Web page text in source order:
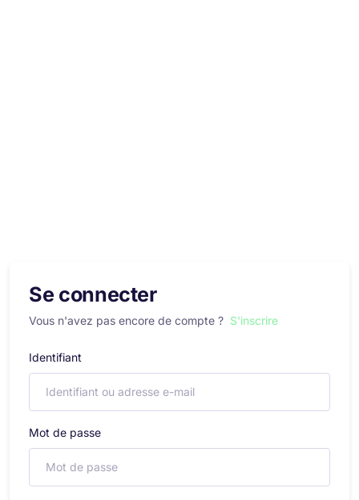
Se connecter
Vous n'avez pas encore de compte ? S'inscrire
Identifiant
Mot de passe